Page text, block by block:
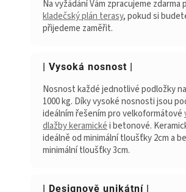
Na vyžádání Vám zpracujeme zdarma
kladečský plán terasy, pokud si
přijedeme zaměřit.
| Vysoká nosnost |
Nosnost každé jednotlivé podložky
1000 kg. Díky vysoké nosnosti jsou
ideálním řešením pro velkoformátové
dlažby keramickéi betonové.
ideálně od minimální tloušťky 2cm a
minimální tloušťky 3cm.
| Designově unikátní |